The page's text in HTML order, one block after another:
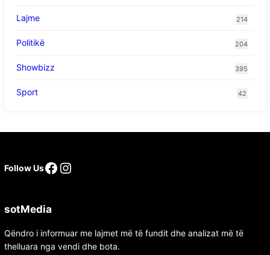
Lajme 214
Politikë 204
Showbizz 395
Sport 42
Follow Us
sotMedia
Qëndro i informuar me lajmet më të fundit dhe analizat më të
thelluara nga vendi dhe bota.